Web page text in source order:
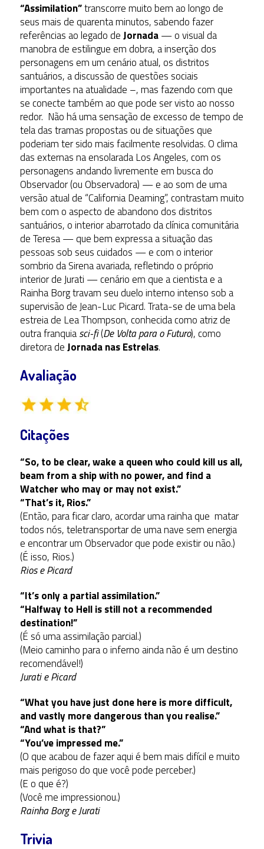
“Assimilation”transcorre muito bem ao longo de
seus mais de quarenta minutos, sabendo fazer
referências ao legado deJornada— o visual da
manobra de estilingue em dobra, a inserção dos
personagens em um cenário atual, os distritos
santuários, a discussão de questões sociais
importantes na atualidade –, mas fazendo com que
se conecte também ao que pode ser visto ao nosso
redor. Não há uma sensação de excesso de tempo de
tela das tramas propostas ou de situações que
poderiam ter sido mais facilmente resolvidas. O clima
das externas na ensolarada Los Angeles, com os
personagens andando livremente em busca do
Observador (ou Observadora) — e ao som de uma
versão atual de “California Deaming”, contrastam muito
bem com o aspecto de abandono dos distritos
santuários, o interior abarrotado da clínica comunitária
de Teresa — que bem expressa a situação das
pessoas sob seus cuidados — e com o interior
sombrio da Sirena avariada, refletindo o próprio
interior de Jurati — cenário em que a cientista e a
Rainha Borg travam seu duelo interno intenso sob a
supervisão de Jean-Luc Picard. Trata-se de uma bela
estreia de Lea Thompson, conhecida como atriz de
outra franquiasci-fi(De Volta para o Futuro), como
diretora deJornada nas Estrelas.
Avaliação
Citações
“So, to be clear, wake a queen who could kill us all,
beam from a ship with no power, and find a
Watcher who may or may not exist.”
“That’s it, Rios.”
(Então, para ficar claro, acordar uma rainha que matar
todos nós, teletransportar de uma nave sem energia
e encontrar um Observador que pode existir ou não.)
(É isso, Rios.)
Rios e Picard
“It’s only a partial assimilation.”
“Halfway to Hell is still not a recommended
destination!”
(É só uma assimilação parcial.)
(Meio caminho para o inferno ainda não é um destino
recomendável!)
Jurati e Picard
“What you have just done here is more difficult,
and vastly more dangerous than you realise.”
“And what is that?”
“You’ve impressed me.”
(O que acabou de fazer aqui é bem mais difícil e muito
mais perigoso do que você pode perceber.)
(E o que é?)
(Você me impressionou.)
Rainha Borg e Jurati
Trivia